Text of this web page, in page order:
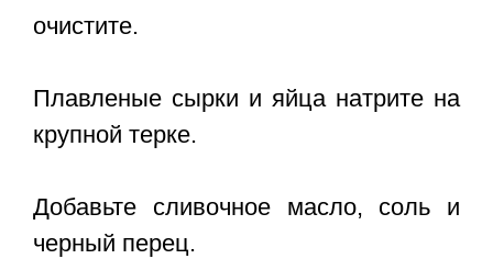
очистите.
Плавленые сырки и яйца натрите на
крупной терке.
Добавьте сливочное масло, соль и
черный перец.